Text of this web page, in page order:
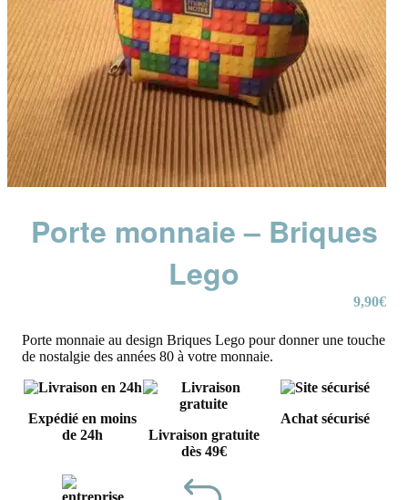
Porte monnaie – Briques
Lego
9,90€
Porte monnaie au design Briques Lego pour donner une touche
de nostalgie des années 80 à votre monnaie.
Expédié en moins
de 24h
Livraison gratuite
dès 49€
Achat sécurisé